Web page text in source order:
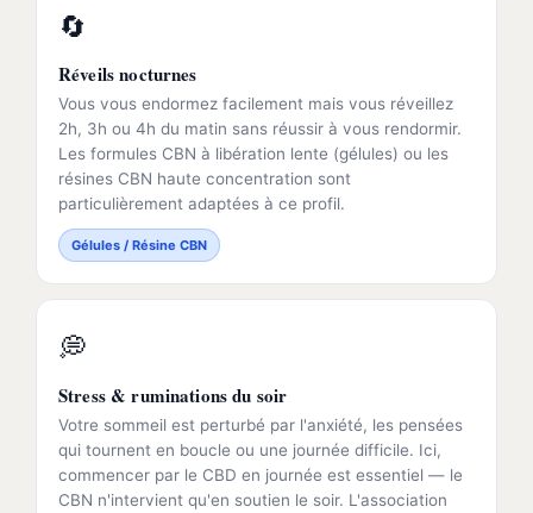
🔄
Réveils nocturnes
Vous vous endormez facilement mais vous réveillez
2h, 3h ou 4h du matin sans réussir à vous rendormir.
Les formules CBN à libération lente (gélules) ou les
résines CBN haute concentration sont
particulièrement adaptées à ce profil.
Gélules / Résine CBN
💭
Stress & ruminations du soir
Votre sommeil est perturbé par l'anxiété, les pensées
qui tournent en boucle ou une journée difficile. Ici,
commencer par le CBD en journée est essentiel — le
CBN n'intervient qu'en soutien le soir. L'association